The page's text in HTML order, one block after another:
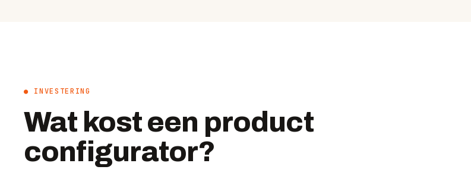
● INVESTERING
Wat kost een product
configurator?